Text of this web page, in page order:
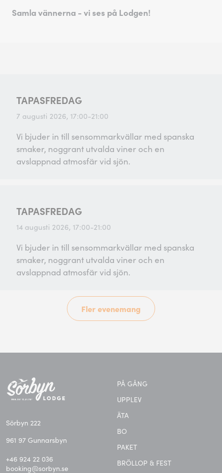
Samla vännerna - vi ses på Lodgen!
TAPASFREDAG
7 augusti 2026, 17:00-21:00
Vi bjuder in till sensommarkvällar med spanska
smaker, noggrant utvalda viner och en
avslappnad atmosfär vid sjön.
TAPASFREDAG
14 augusti 2026, 17:00-21:00
Vi bjuder in till sensommarkvällar med spanska
smaker, noggrant utvalda viner och en
avslappnad atmosfär vid sjön.
Fler evenemang
Sörbyn 222
961 97 Gunnarsbyn
+46 924 22 036
booking@sorbyn.se
PÅ GÅNG
UPPLEV
ÄTA
BO
PAKET
BRÖLLOP & FEST